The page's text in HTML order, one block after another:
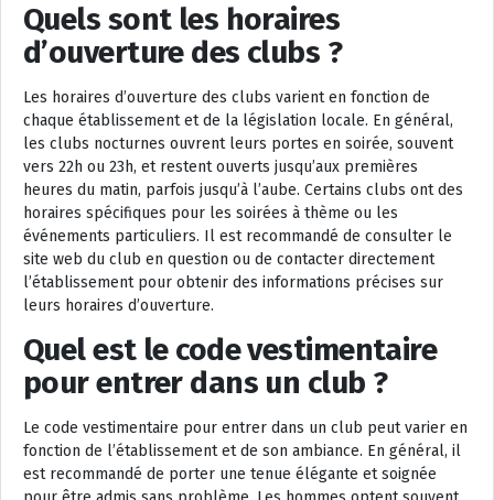
Quels sont les horaires
d’ouverture des clubs ?
Les horaires d’ouverture des clubs varient en fonction de
chaque établissement et de la législation locale. En général,
les clubs nocturnes ouvrent leurs portes en soirée, souvent
vers 22h ou 23h, et restent ouverts jusqu’aux premières
heures du matin, parfois jusqu’à l’aube. Certains clubs ont des
horaires spécifiques pour les soirées à thème ou les
événements particuliers. Il est recommandé de consulter le
site web du club en question ou de contacter directement
l’établissement pour obtenir des informations précises sur
leurs horaires d’ouverture.
Quel est le code vestimentaire
pour entrer dans un club ?
Le code vestimentaire pour entrer dans un club peut varier en
fonction de l’établissement et de son ambiance. En général, il
est recommandé de porter une tenue élégante et soignée